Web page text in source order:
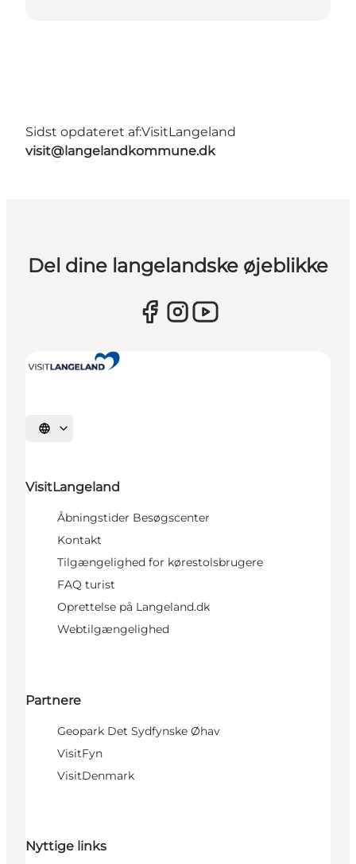
Sidst opdateret af:VisitLangeland
visit@langelandkommune.dk
Del dine langelandske øjeblikke
Vælg sprog
VisitLangeland
Åbningstider Besøgscenter
Kontakt
Tilgængelighed for kørestolsbrugere
FAQ turist
Oprettelse på Langeland.dk
Webtilgængelighed
Partnere
Geopark Det Sydfynske Øhav
VisitFyn
VisitDenmark
Nyttige links